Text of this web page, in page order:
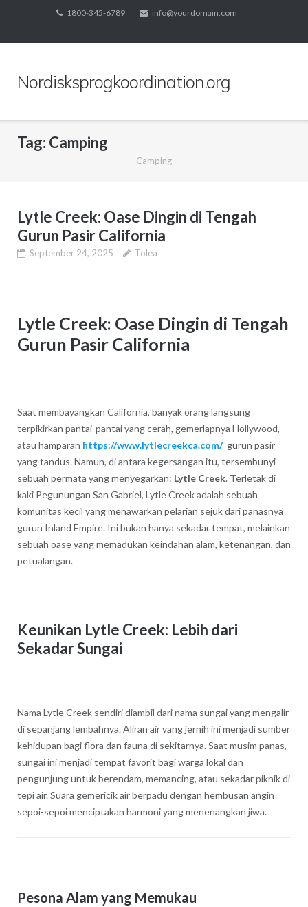
content
1800-345-6789 info@yourdomain.com
Nordisksprogkoordination.org
Tag: Camping
Camping
Lytle Creek: Oase Dingin di Tengah
Gurun Pasir California
September 24, 2025 Tolea
Lytle Creek: Oase Dingin di Tengah
Gurun Pasir California
Saat membayangkan California, banyak orang langsung
terpikirkan pantai-pantai yang cerah, gemerlapnya Hollywood,
atau hamparan https://www.lytlecreekca.com/gurun pasir
yang tandus. Namun, di antara kegersangan itu, tersembunyi
sebuah permata yang menyegarkan: Lytle Creek. Terletak di
kaki Pegunungan San Gabriel, Lytle Creek adalah sebuah
komunitas kecil yang menawarkan pelarian sejuk dari panasnya
gurun Inland Empire. Ini bukan hanya sekadar tempat, melainkan
sebuah oase yang memadukan keindahan alam, ketenangan, dan
petualangan.
Keunikan Lytle Creek: Lebih dari
Sekadar Sungai
Nama Lytle Creek sendiri diambil dari nama sungai yang mengalir
di sepanjang lembahnya. Aliran air yang jernih ini menjadi sumber
kehidupan bagi flora dan fauna di sekitarnya. Saat musim panas,
sungai ini menjadi tempat favorit bagi warga lokal dan
pengunjung untuk berendam, memancing, atau sekadar piknik di
tepi air. Suara gemericik air berpadu dengan hembusan angin
sepoi-sepoi menciptakan harmoni yang menenangkan jiwa.
Pesona Alam yang Memukau